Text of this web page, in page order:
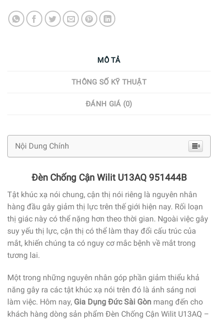
MÔ TẢ
THÔNG SỐ KỸ THUẬT
ĐÁNH GIÁ (0)
Nội Dung Chính
Đèn Chống Cận Wilit U13AQ 951444B
Tật khúc xạ nói chung, cận thị nói riêng là nguyên nhân
hàng đầu gây giảm thị lực trên thế giới hiện nay. Rối loạn
thị giác này có thể nặng hơn theo thời gian. Ngoài việc gây
suy yếu thị lực, cận thị có thể làm thay đổi cấu trúc của
mắt, khiến chúng ta có nguy cơ mắc bệnh về mắt trong
tương lai.
Một trong những nguyên nhân góp phần giảm thiểu khả
năng gây ra các tật khúc xạ nói trên đó là ánh sáng nơi
làm việc. Hôm nay, Gia Dụng Đức Sài Gòn mang đến cho
khách hàng dòng sản phẩm Đèn Chống Cận Wilit U13AQ –